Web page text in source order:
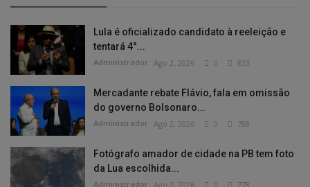
Lula é oficializado candidato à reeleição e
tentará 4°...
Administrador Ago 2, 2026 0 833
Mercadante rebate Flávio, fala em omissão
do governo Bolsonaro...
Administrador Ago 2, 2026 0 788
Fotógrafo amador de cidade na PB tem foto
da Lua escolhida...
Administrador Ago 2, 2026 0 778